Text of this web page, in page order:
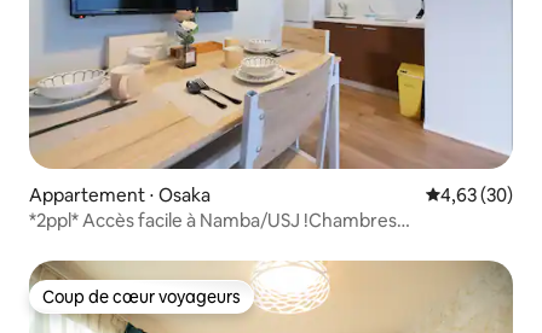
Appartement ⋅ Osaka Évaluation
4,63 (30)
*2ppl* Accès facile à Namba/USJ !Chambres
Coup de cœur voyageurs
Coup de cœur voyageurs